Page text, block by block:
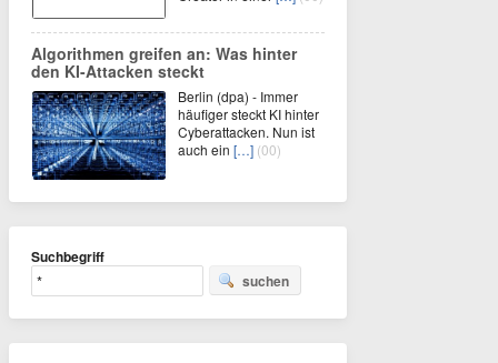
Algorithmen greifen an: Was hinter
den KI-Attacken steckt
Berlin (dpa) - Immer
häufiger steckt KI hinter
Cyberattacken. Nun ist
auch ein […] (00)
Suchbegriff
suchen